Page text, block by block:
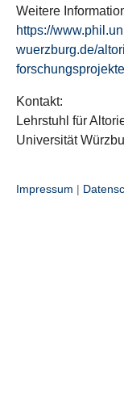
Weitere
https://
wuerzburg.de/
Kontakt:
Lehrstuhl für
Universität
Impressum |